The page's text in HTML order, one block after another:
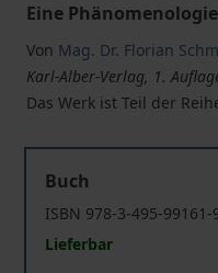
Eine
Von Mag. Dr. Florian
Karl-Alber-Verlag, 1.
Das Werk ist Teil der
Buch
ISBN 978-3-495-99161-
Lieferbar